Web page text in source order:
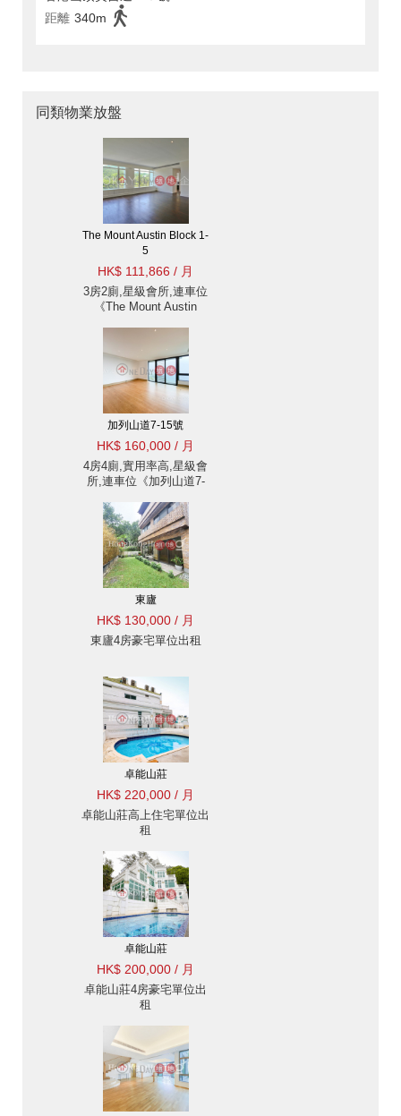
距離 340m
同類物業放盤
The Mount Austin Block 1-
5
HK$ 111,866 / 月
3房2廁,星級會所,連車位
《The Mount Austin
加列山道7-15號
HK$ 160,000 / 月
4房4廁,實用率高,星級會
所,連車位《加列山道7-
東廬
HK$ 130,000 / 月
東廬4房豪宅單位出租
卓能山莊
HK$ 220,000 / 月
卓能山莊高上住宅單位出
租
卓能山莊
HK$ 200,000 / 月
卓能山莊4房豪宅單位出
租